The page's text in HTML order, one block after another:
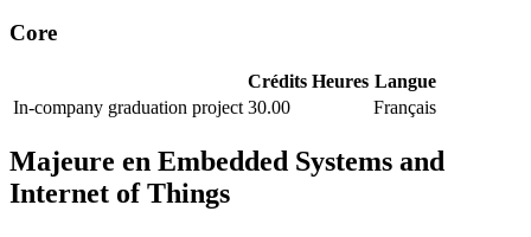
Core
Crédits Heures Langue
In-company graduation project 30.00 Français
Majeure en Embedded Systems and
Internet of Things